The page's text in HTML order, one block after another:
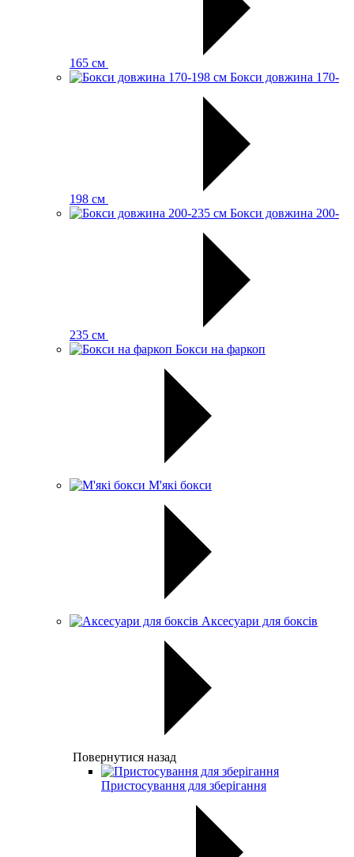
165 см
Бокси довжина 170-
198 см
Бокси довжина 200-
235 см
Бокси на фаркоп
М'які бокси
Аксесуари для боксів
Повернутися назад
Пристосування для зберігання